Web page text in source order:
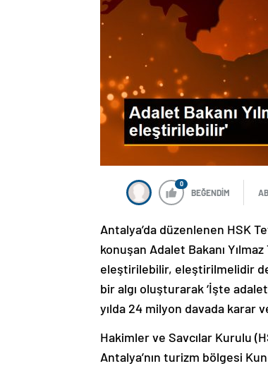
0
BEĞENDİM
Antalya’da düzenlenen HSK
konuşan Adalet Bakanı
eleştirilebilir, eleştirilmelidir
bir algı oluşturarak ‘İşte
yılda 24 milyon davada karar
Hakimler ve Savcılar Kurulu
Antalya’nın turizm bölgesi